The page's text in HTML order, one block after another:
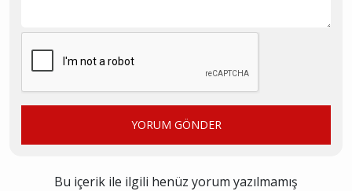
YORUM GÖNDER
Bu içerik ile ilgili henüz yorum yazılmamış